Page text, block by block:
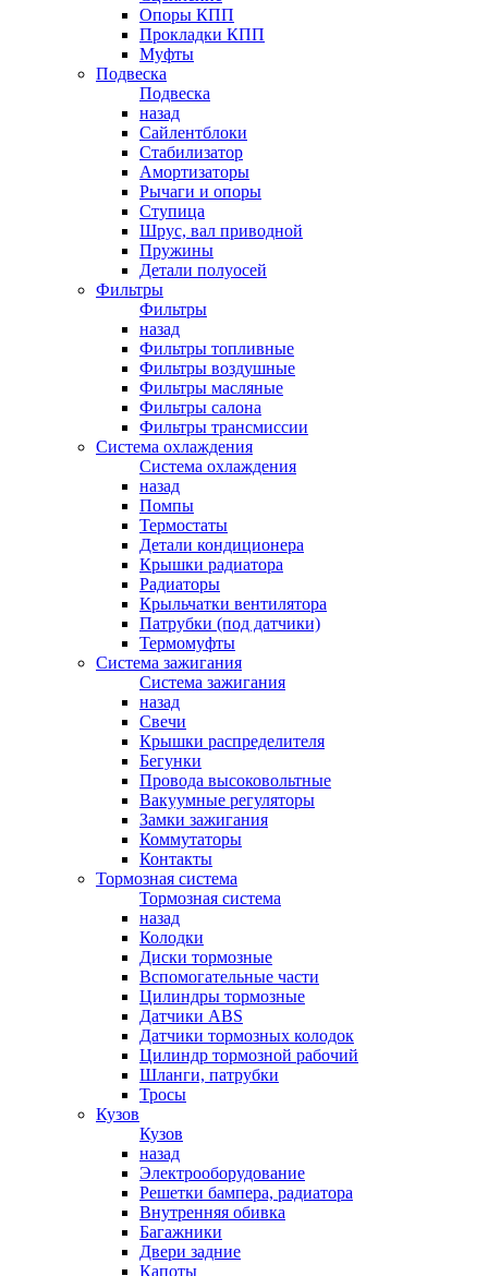
Опоры КПП
Прокладки КПП
Муфты
Подвеска
Подвеска
назад
Сайлентблоки
Стабилизатор
Амортизаторы
Рычаги и опоры
Ступица
Шрус, вал приводной
Пружины
Детали полуосей
Фильтры
Фильтры
назад
Фильтры топливные
Фильтры воздушные
Фильтры масляные
Фильтры салона
Фильтры трансмиссии
Система охлаждения
Система охлаждения
назад
Помпы
Термостаты
Детали кондиционера
Крышки радиатора
Радиаторы
Крыльчатки вентилятора
Патрубки (под датчики)
Термомуфты
Система зажигания
Система зажигания
назад
Свечи
Крышки распределителя
Бегунки
Провода высоковольтные
Вакуумные регуляторы
Замки зажигания
Коммутаторы
Контакты
Тормозная система
Тормозная система
назад
Колодки
Диски тормозные
Вспомогательные части
Цилиндры тормозные
Датчики ABS
Датчики тормозных колодок
Цилиндр тормозной рабочий
Шланги, патрубки
Тросы
Кузов
Кузов
назад
Электрооборудование
Решетки бампера, радиатора
Внутренняя обивка
Багажники
Двери задние
Капоты